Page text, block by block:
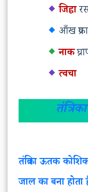
जिह्वा
आँख
नाक
त्वचा
तंत्रिका ऊतक
जाल का बना